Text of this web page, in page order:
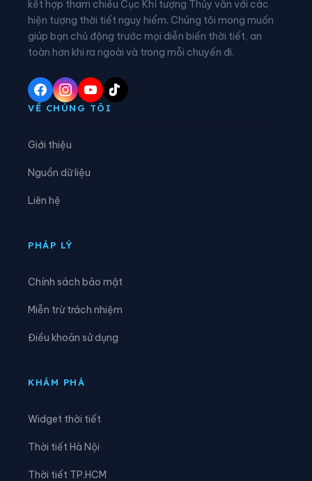
Xã Đăk Long Xã Đăk Mar
Xã Đăk Môn Xã Đăk Pék
Xã Đăk Plô
Xã Đăk Rơ Wa
Xã Ia Chim
Xã Măng Đen
kết hợp tham chiếu Cục Khí tượng Thủy văn với các
hiện tượng thời tiết nguy hiểm. Chúng tôi mong muốn
giúp bạn chủ động trước mọi diễn biến thời tiết, an
toàn hơn khi ra ngoài và trong mỗi chuyến đi.
VỀ CHÚNG TÔI
Giới thiệu
Nguồn dữ liệu
Liên hệ
PHÁP LÝ
Chính sách bảo mật
Miễn trừ trách nhiệm
Điều khoản sử dụng
KHÁM PHÁ
Widget thời tiết
Thời tiết Hà Nội
Thời tiết TP.HCM